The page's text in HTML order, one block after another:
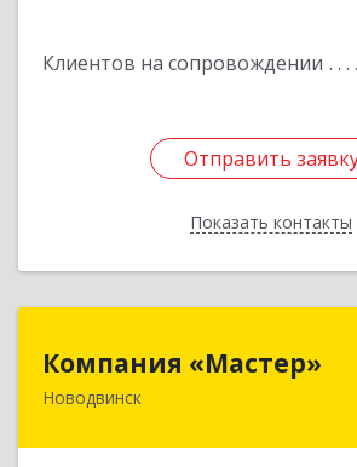
Клиентов на сопровождении
Отправить
Показать контакты
Отправить
Назад
Компания «Мастер»
Новодвинск164902, Архангельская